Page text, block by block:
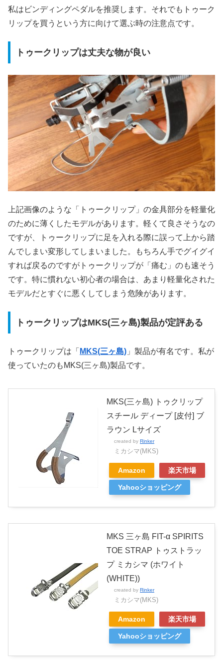
私はビンディングペダルを推奨します。それでもトゥーク
リップを買うという方に向けて選ぶ時の注意点です。
トゥークリップは丈夫な物が良い
上記画像のような「トゥークリップ」の金具部分を軽量化
のために薄くしたモデルがあります。軽くて良さそうなの
ですが、トゥークリップに足を入れる際に誤って上から踏
んでしまい変形してしまいました。もちろん手でグイグイ
すれば戻るのですがトゥークリップが「痛む」のも速そう
です。特に慣れない初心者の場合は、あまり軽量化された
モデルだとすぐに悪くしてしまう危険があります。
トゥークリップはMKS(三ヶ島)製品が定評ある
トゥークリップは「 MKS(三ヶ島) 」製品が有名です。私が
使っていたのもMKS(三ヶ島)製品です。
MKS(三ヶ島) トゥクリップ
スチール ディープ [皮付] ブ
ラウン Lサイズ
created by Rinker
ミカシマ(MKS)
Amazon 楽天市場
Yahooショッピング
MKS 三ヶ島 FIT-α SPIRITS
TOE STRAP トゥストラッ
プ ミカシマ (ホワイト
(WHITE))
created by Rinker
ミカシマ(MKS)
Amazon 楽天市場
Yahooショッピング